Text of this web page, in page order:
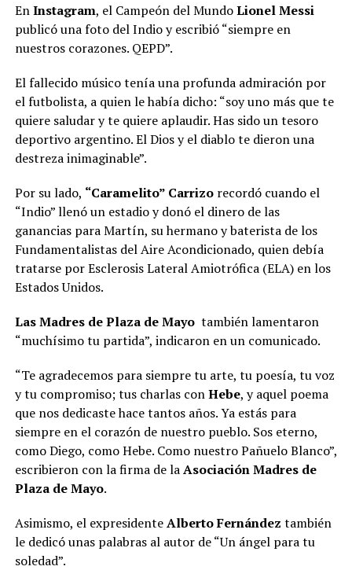
EnInstagram, el Campeón del MundoLionel Messi
publicó una foto del Indio y escribió “siempre en
nuestros corazones. QEPD”.
El fallecido músico tenía una profunda admiración por
el futbolista, a quien le había dicho: “soy uno más que te
quiere saludar y te quiere aplaudir. Has sido un tesoro
deportivo argentino. El Dios y el diablo te dieron una
destreza inimaginable”.
Por su lado, “Caramelito” Carrizorecordó cuando el
“Indio” llenó un estadio y donó el dinero de las
ganancias para Martín, su hermano y baterista de los
Fundamentalistas del Aire Acondicionado, quien debía
tratarse por Esclerosis Lateral Amiotrófica (ELA) en los
Estados Unidos.
Las Madres de Plaza de Mayotambién lamentaron
“muchísimo tu partida”, indicaron en un comunicado.
“Te agradecemos para siempre tu arte, tu poesía, tu voz
y tu compromiso; tus charlas conHebe, y aquel poema
que nos dedicaste hace tantos años. Ya estás para
siempre en el corazón de nuestro pueblo. Sos eterno,
como Diego, como Hebe. Como nuestro Pañuelo Blanco”,
escribieron con la firma de laAsociación Madres de
Plaza de Mayo.
Asimismo, el expresidenteAlberto Fernández también
le dedicó unas palabras al autor de “Un ángel para tu
soledad”.